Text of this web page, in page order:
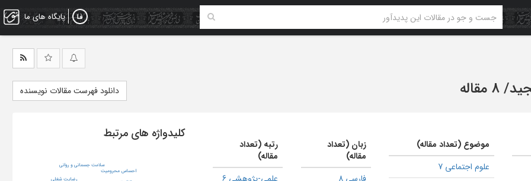
پایگاه های ما
/8 مقاله دانلود فهرست مقالات نویسنده
موضوع (تعداد مقاله)
علوم اجتماعی 7
زبان (تعداد
مقاله)
رتبه (تعداد
مقاله)
کلیدواژه های مرتبط
احساس محرومیت
رضایت شغلی
سلامت جسمانی و روانی